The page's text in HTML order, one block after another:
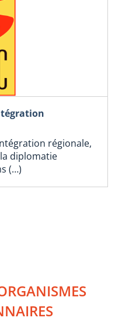
régionale,
diplomatie
(…)